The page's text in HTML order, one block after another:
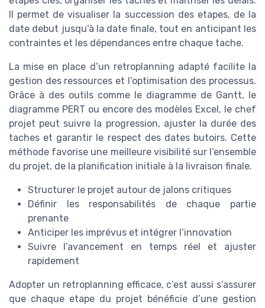
Il permet de visualiser la succession des etapes, de la
date debut jusqu’à la date finale, tout en anticipant les
contraintes et les dépendances entre chaque tache.
La mise en place d’un retroplanning adapté facilite la
gestion des ressources et l’optimisation des processus.
Grâce à des outils comme le diagramme de Gantt, le
diagramme PERT ou encore des modèles Excel, le chef
projet peut suivre la progression, ajuster la durée des
taches et garantir le respect des dates butoirs. Cette
méthode favorise une meilleure visibilité sur l’ensemble
du projet, de la planification initiale à la livraison finale.
Structurer le projet autour de jalons critiques
Définir les responsabilités de chaque partie
prenante
Anticiper les imprévus et intégrer l’innovation
Suivre l’avancement en temps réel et ajuster
rapidement
Adopter un retroplanning efficace, c’est aussi s’assurer
que chaque etape du projet bénéficie d’une gestion